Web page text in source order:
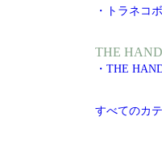
・トラネコ
THE
・THE
すべてのカ